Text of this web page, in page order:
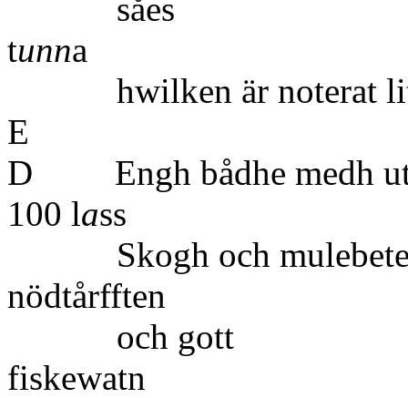
tunna
hwilken är noterat
D Engh bådhe
100 lass
Skogh och mulebete
och gott